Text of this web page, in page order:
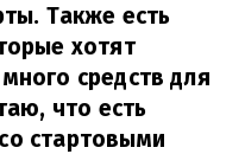
Также есть
хотят
средств для
что есть
стартовыми